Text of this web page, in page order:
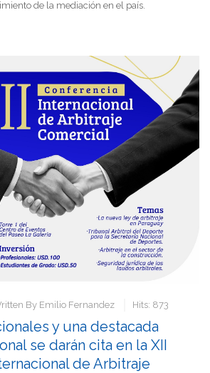
de la mediación en el país.
By Emilio Fernandez Hits: 873
y una destacada
se darán cita en la XII
de Arbitraje